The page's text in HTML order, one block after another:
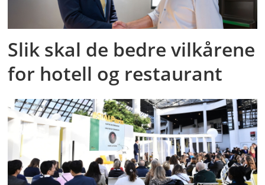
Slik skal de bedre vilkårene
for hotell og restaurant